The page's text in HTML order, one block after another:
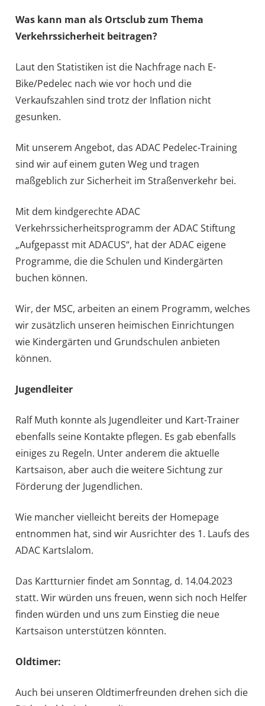
Was kann man als Ortsclub zum Thema
Verkehrssicherheit beitragen?
Laut den Statistiken ist die Nachfrage nach E-
Bike/Pedelec nach wie vor hoch und die
Verkaufszahlen sind trotz der Inflation nicht
gesunken.
Mit unserem Angebot, das ADAC Pedelec-Training
sind wir auf einem guten Weg und tragen
maßgeblich zur Sicherheit im Straßenverkehr bei.
Mit dem kindgerechte ADAC
Verkehrssicherheitsprogramm der ADAC Stiftung
„Aufgepasst mit ADACUS“, hat der ADAC eigene
Programme, die die Schulen und Kindergärten
buchen können.
Wir, der MSC, arbeiten an einem Programm, welches
wir zusätzlich unseren heimischen Einrichtungen
wie Kindergärten und Grundschulen anbieten
können.
Jugendleiter
Ralf Muth konnte als Jugendleiter und Kart-Trainer
ebenfalls seine Kontakte pflegen. Es gab ebenfalls
einiges zu Regeln. Unter anderem die aktuelle
Kartsaison, aber auch die weitere Sichtung zur
Förderung der Jugendlichen.
Wie mancher vielleicht bereits der Homepage
entnommen hat, sind wir Ausrichter des 1. Laufs des
ADAC Kartslalom.
Das Kartturnier findet am Sonntag, d. 14.04.2023
statt. Wir würden uns freuen, wenn sich noch Helfer
finden würden und uns zum Einstieg die neue
Kartsaison unterstützen könnten.
Oldtimer:
Auch bei unseren Oldtimerfreunden drehen sich die